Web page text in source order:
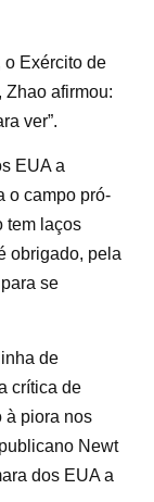
o Exército de
Zhao afirmou:
ver”.
EUA a
o campo pró-
tem laços
obrigado, pela
se
de
crítica de
à piora nos
Newt
dos EUA a